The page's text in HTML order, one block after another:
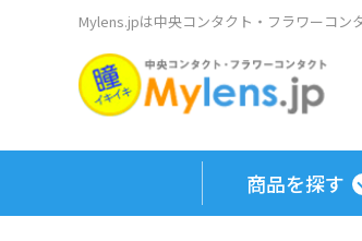
Mylens.jpは中央コンタクト・フラワーコン
商品を探す